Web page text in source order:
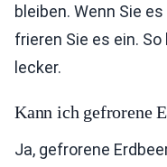
bleiben. Wenn Sie
frieren Sie es ein.
lecker.
Kann ich gefrorene
Ja, gefrorene